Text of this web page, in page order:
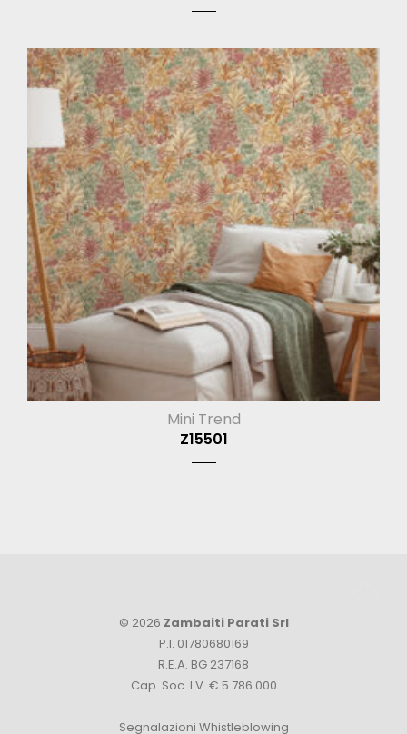
Mini Trend
Z15501
© 2026 Zambaiti Parati Srl
P.I. 01780680169
R.E.A. BG 237168
Cap. Soc. I.V. € 5.786.000
Segnalazioni Whistleblowing